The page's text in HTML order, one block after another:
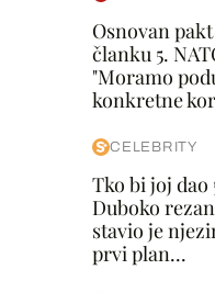
Osnovan
članku 5.
"Moramo
konkretne
CELEBRITY
Tko bi joj dao
Duboko
stavio je
prvi plan...